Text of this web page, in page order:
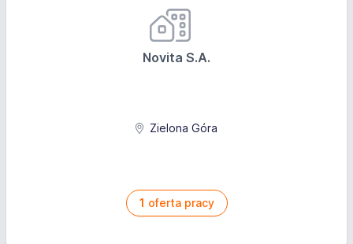
Novita S.A.
Zielona Góra
1 oferta pracy